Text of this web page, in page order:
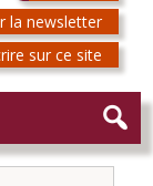
la newsletter
sur ce site